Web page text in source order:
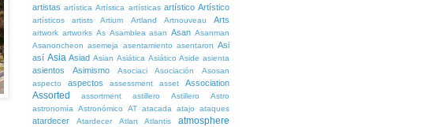
artistas artística Artística artísticas artístico Artístico
artísticos artists Artium Artland Artnouveau Arts
artwork artworks As Asamblea asan Asan Asanman
Asanoncheon asemeja asentamiento asentaron Asi
así Asia Asiad Asian Asiática Asiático Aside asienta
asientos Asimismo Asociaci Asociación
Asosan
aspecto
aspectos assessment asset Association
Assorted assortment astillero Astillero
Astro
astronomía
Astronómico AT atacada atajo ataques
atardecer Atardecer Atlan Atlantis atmosphere